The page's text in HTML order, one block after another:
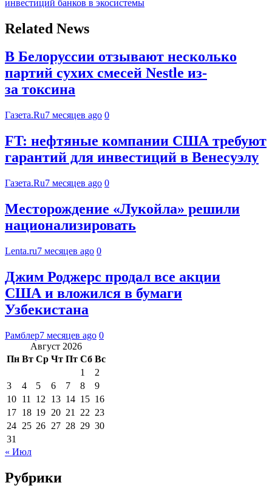
инвестиций банков в экосистемы
Related News
В Белоруссии отзывают несколько
партий сухих смесей Nestle из-
за токсина
Газета.Ru7 месяцев ago 0
FT: нефтяные компании США требуют
гарантий для инвестиций в Венесуэлу
Газета.Ru7 месяцев ago 0
Месторождение «Лукойла» решили
национализировать
Lenta.ru7 месяцев ago 0
Джим Роджерс продал все акции
США и вложился в бумаги
Узбекистана
Рамблер7 месяцев ago 0
Август 2026
Пн Вт Ср Чт Пт Сб Вс
1
2
3
4 5 6 7 8
9
10 11 12 13 14 15 16
17 18 19 20 21 22 23
24 25 26 27 28 29 30
31
« Июл
Рубрики